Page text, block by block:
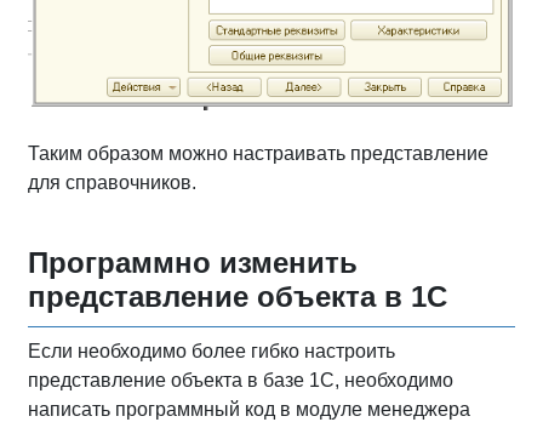
Таким образом можно настраивать представление
для справочников.
Программно изменить
представление объекта в 1С
Если необходимо более гибко настроить
представление объекта в базе 1С, необходимо
написать программный код в модуле менеджера